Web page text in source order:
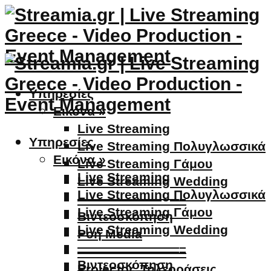
Υπηρεσίες
Εικόνα »
Live Streaming
Live Streaming Πολυγλωσσικά
Live Streaming Γάμου
Live Streaming Wedding
————————–
Βιντεοσκόπηση
Ροή Media
————————–
Υπηρεσίες
Εικόνα »
Live Streaming
Live Streaming Πολυγλωσσικά
Live Streaming Γάμου
Live Streaming Wedding
————————–
Βιντεοσκόπηση